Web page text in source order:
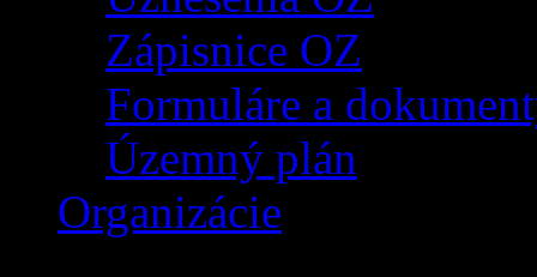
Zápisnice OZ
Formuláre a
Územný plán
Organizácie